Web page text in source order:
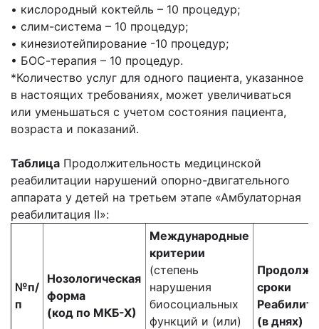
• кислородный коктейль – 10 процедур;
• слим-система – 10 процедур;
• кинезиотейпирование -10 процедур;
• БОС-терапия – 10 процедур.
*Количество услуг для одного пациента, указанное
в настоящих требованиях, может увеличиваться
или уменьшаться с учетом состояния пациента,
возраста и показаний.
Таблица Продолжительность медицинской
реабилитации нарушений опорно-двигательного
аппарата у детей на третьем этапе «Амбулаторная
реабилитация II»:
№п/
п
Нозологическая
форма
(код по МКБ-Х)
Международные
критерии
(степень
нарушения
биосоциальных
функций и (или)
сроки
(в днях)